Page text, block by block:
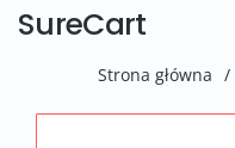
SureCart
Strona główna /